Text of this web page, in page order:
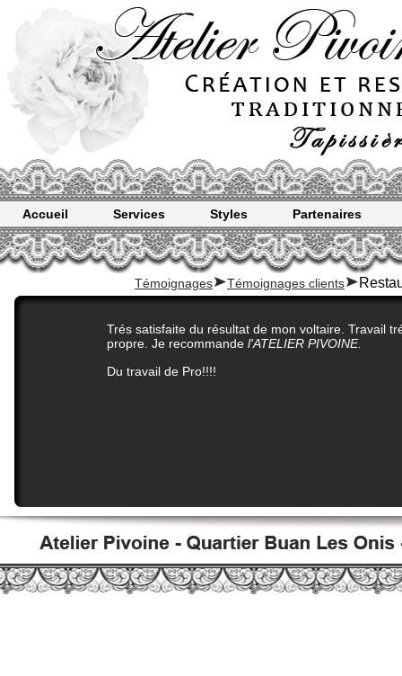
Accueil Services Styles Partenaires
Témoignages Témoignages clients
Trés satisfaite du résultat de mon voltaire. Travail
propre. Je recommandel'ATELIER PIVOINE.
Du travail de Pro!!!!